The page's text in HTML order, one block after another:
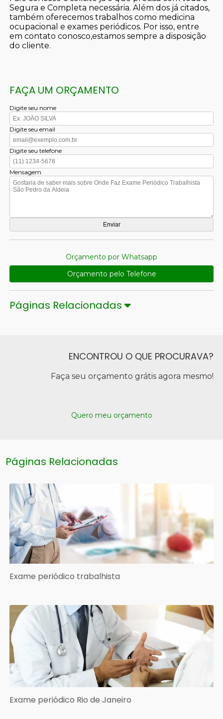
Segura e Completa necessária. Além dos já citados,
também oferecemos trabalhos como medicina
ocupacional e exames periódicos. Por isso, entre
em contato conosco,estamos sempre a disposição
do cliente.
FAÇA UM ORÇAMENTO
Digite seu nome
Digite seu email
Digite seu telefone
Mensagem
Orçamento por Whatsapp
Orçamento pelo Telefone
Páginas Relacionadas
ENCONTROU O QUE PROCURAVA?
Faça seu orçamento grátis agora mesmo!
Quero meu orçamento
Páginas Relacionadas
Exame periódico trabalhista
Exame periódico Rio de Janeiro